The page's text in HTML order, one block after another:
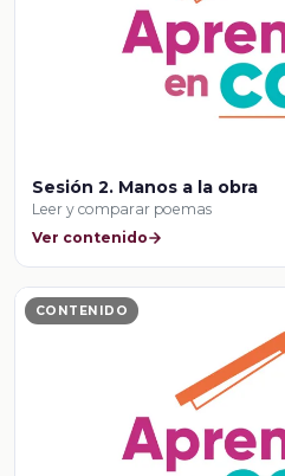
Sesión 2. Manos a la obra
Leer y comparar poemas
Ver contenido
CONTENIDO